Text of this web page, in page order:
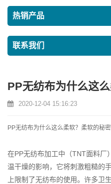
热销产品
联系我们
PP无纺布为什么这么
2020-12-04 15:16:23
PP无纺布为什么这么柔软？柔软的秘密
在PP无纺布加工中（TNT面料厂
温干燥的影响，它将刺激粗糙的
上限制了无纺布的使用。许多卫